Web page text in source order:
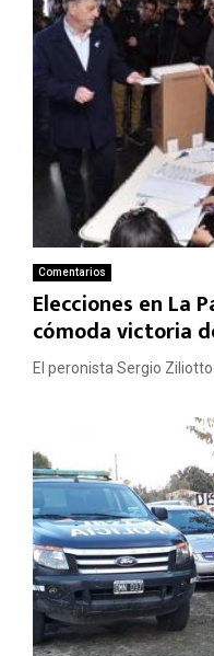
Comentarios
Elecciones en La
cómoda victoria
El peronista Sergio